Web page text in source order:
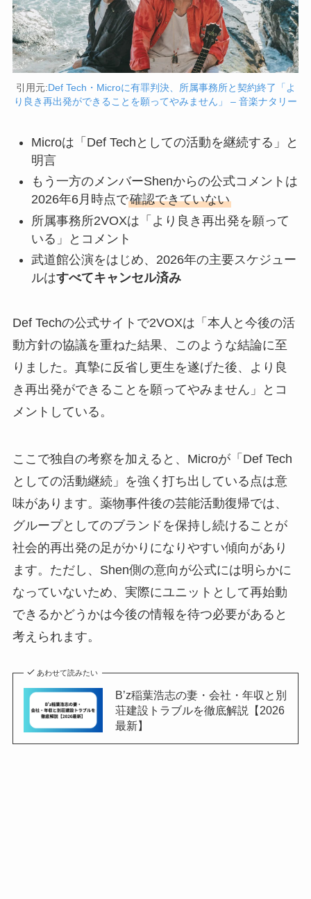
引用元:Def Tech・Microに有罪判決、所属事務所と契約終了「よ
り良き再出発ができることを願ってやみません」 – 音楽ナタリー
Microは「Def Techとしての活動を継続する」と
明言
もう一方のメンバーShenからの公式コメントは
2026年6月時点で確認できていない
所属事務所2VOXは「より良き再出発を願って
いる」とコメント
武道館公演をはじめ、2026年の主要スケジュー
ルはすべてキャンセル済み
Def Techの公式サイトで2VOXは「本人と今後の活
動方針の協議を重ねた結果、このような結論に至
りました。真摯に反省し更生を遂げた後、より良
き再出発ができることを願ってやみません」とコ
メントしている。
ここで独自の考察を加えると、Microが「Def Tech
としての活動継続」を強く打ち出している点は意
味があります。薬物事件後の芸能活動復帰では、
グループとしてのブランドを保持し続けることが
社会的再出発の足がかりになりやすい傾向があり
ます。ただし、Shen側の意向が公式には明らかに
なっていないため、実際にユニットとして再始動
できるかどうかは今後の情報を待つ必要があると
考えられます。
あわせて読みたい
B’z稲葉浩志の妻・会社・年収と別
荘建設トラブルを徹底解説【2026
最新】